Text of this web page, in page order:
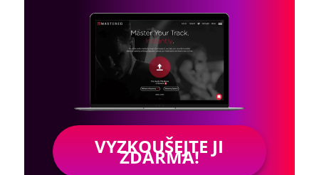
VYZKOUŠEJTE JI
ZDARMA!